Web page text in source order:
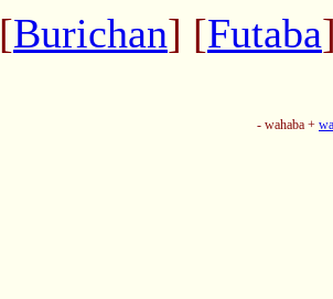
[Burichan] [Futaba
- wahaba +